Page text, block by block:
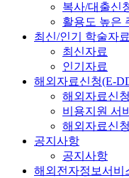
복사/대출신
활용도 높은
최신/인기 학술자료
최신자료
인기자료
해외자료신청(E-
해외자료신
비용지원 서
해외자료신
공지사항
공지사항
해외전자정보서비